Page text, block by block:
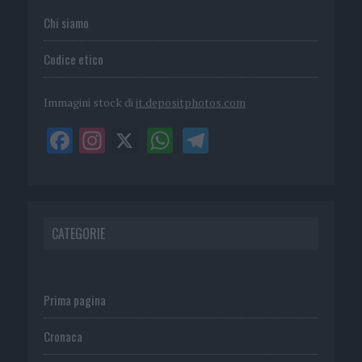
Chi siamo
Codice etico
Immagini stock di it.depositphotos.com
CATEGORIE
Prima pagina
Cronaca